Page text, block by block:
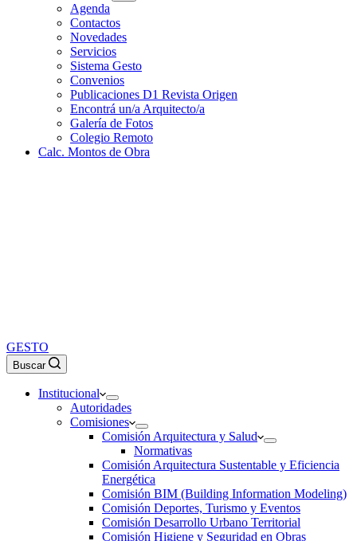
Agenda
Contactos
Novedades
Servicios
Sistema Gesto
Convenios
Publicaciones D1 Revista Origen
Encontrá un/a Arquitecto/a
Galería de Fotos
Colegio Remoto
Calc. Montos de Obra
GESTO
Buscar
Institucional
Autoridades
Comisiones
Comisión Arquitectura y Salud
Normativas
Comisión Arquitectura Sustentable y Eficiencia
Energética
Comisión BIM (Building Information Modeling)
Comisión Deportes, Turismo y Eventos
Comisión Desarrollo Urbano Territorial
Comisión Higiene y Seguridad en Obras